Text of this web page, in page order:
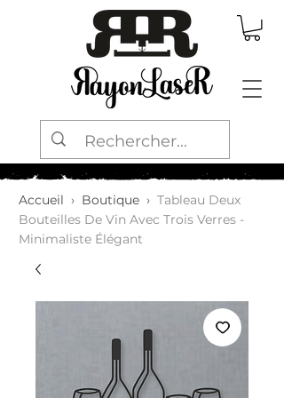
Accueil › Boutique › Tableau Deux
Bouteilles De Vin Avec Trois Verres -
Minimaliste Élégant